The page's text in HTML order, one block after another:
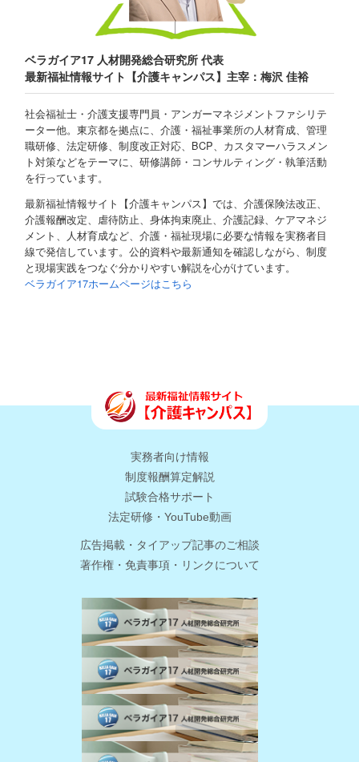
ベラガイア17 人材開発総合研究所 代表
最新福祉情報サイト【介護キャンパス】主宰：梅沢 佳裕
社会福祉士・介護支援専門員・アンガーマネジメントファシリテ
ーター他。東京都を拠点に、介護・福祉事業所の人材育成、管理
職研修、法定研修、制度改正対応、BCP、カスタマーハラスメン
ト対策などをテーマに、研修講師・コンサルティング・執筆活動
を行っています。
最新福祉情報サイト【介護キャンパス】では、介護保険法改正、
介護報酬改定、虐待防止、身体拘束廃止、介護記録、ケアマネジ
メント、人材育成など、介護・福祉現場に必要な情報を実務者目
線で発信しています。公的資料や最新通知を確認しながら、制度
と現場実践をつなぐ分かりやすい解説を心がけています。
ベラガイア17ホームページはこちら
実務者向け情報
制度報酬算定解説
試験合格サポート
法定研修・YouTube動画
広告掲載・タイアップ記事のご相談
著作権・免責事項・リンクについて